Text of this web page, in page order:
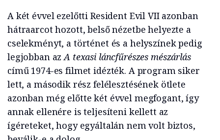
A két évvel ezelőtti Resident Evil VII azonban
hátraarcot hozott, belső nézetbe helyezte a
cselekményt, a történet és a helyszínek pedig
legjobban azA texasi láncfűrészes mészárlás
című 1974-es filmet idézték. A program siker
lett, a második rész felélesztésének ötlete
azonban még előtte két évvel megfogant, így
annak ellenére is teljesíteni kellett az
ígéreteket, hogy egyáltalán nem volt biztos,